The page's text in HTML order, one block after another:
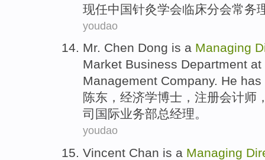
现任中国针灸学会临床分会常务
youdao
Mr. Chen Dong is a Managing
Market Business Department at
Management Company. He has
陈东 ， 经济学博士，注册会计师
司 国际业务部总经理。
youdao
Vincent Chan is a Managing